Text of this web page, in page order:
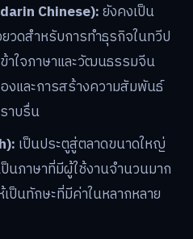
Chinese):ยังคงเป็น
วดสำหรับการทำธุรกิจในทวีป
ข้าใจภาษาและวัฒนธรรมจีน
งและการสร้างความสัมพันธ์
าบรื่น
เป็นประตูสู่ตลาดขนาดใหญ่
ป็นภาษาที่มีผู้ใช้งานจำนวนมาก
ป็นทักษะที่มีค่าในหลากหลาย